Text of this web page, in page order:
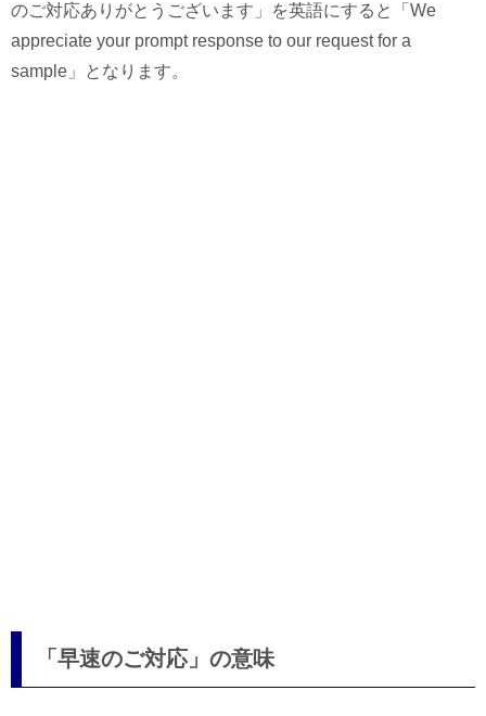
のご対応ありがとうございます」を英語にすると「We
appreciate your prompt response to our request for a
sample」となります。
「早速のご対応」の意味